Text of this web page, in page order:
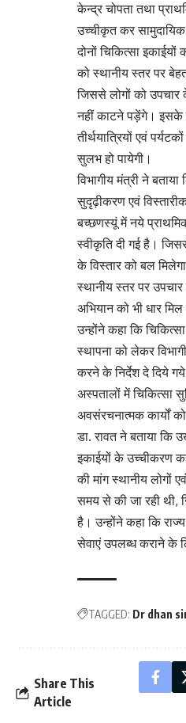
केन्द्र चोपता तथा
उच्चीकृत कर सामुदायिक
दोनों चिकित्सा
को स्थानीय स्तर पर
जिससे लोगों को
नहीं काटने पड़ेंगे। इसके
तीर्थयात्रियों एवं
सुलभ हो पायेगी।
विभागीय मंत्री ने
सुदृढ़ीकरण एवं
बच्छणस्यूं में नये
स्वीकृति दी गई है।
के विस्तार को बल
स्थानीय स्तर पर
अभियान को भी धार
उन्होंने कहा कि
स्थापना को लेकर
करने के निर्देश दे दिये
अस्पतालों में चिकित्सा
अवसंरचनात्मक कार्यों
डा. रावत ने बताया कि
इकाईयों के उच्चीकरण
की मांग स्थानीय लोगों
समय से की जा रही थी,
है। उन्होंने कहा कि
सेवाएं उपलब्ध कराने के
TAGGED: Dr dhan
Share This
Article